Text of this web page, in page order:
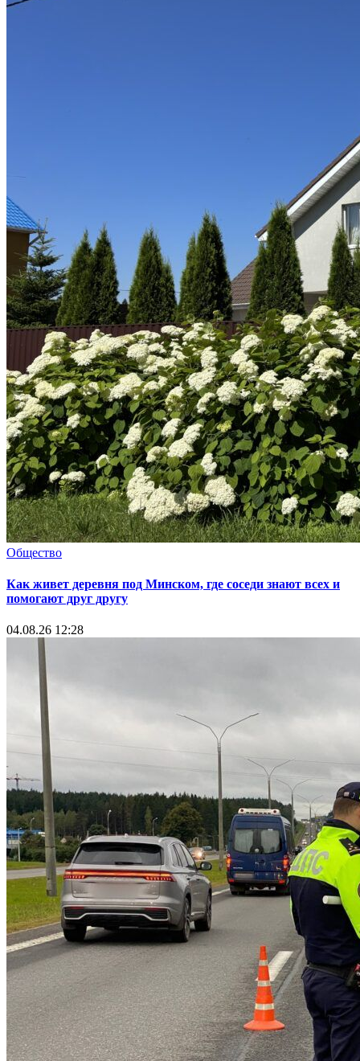
Общество
Как живет деревня под Минском, где соседи знают всех и
помогают друг другу
04.08.26 12:28